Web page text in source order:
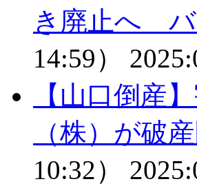
き廃止へ バ
14:59）
【山口倒産
（株）が破
10:32）